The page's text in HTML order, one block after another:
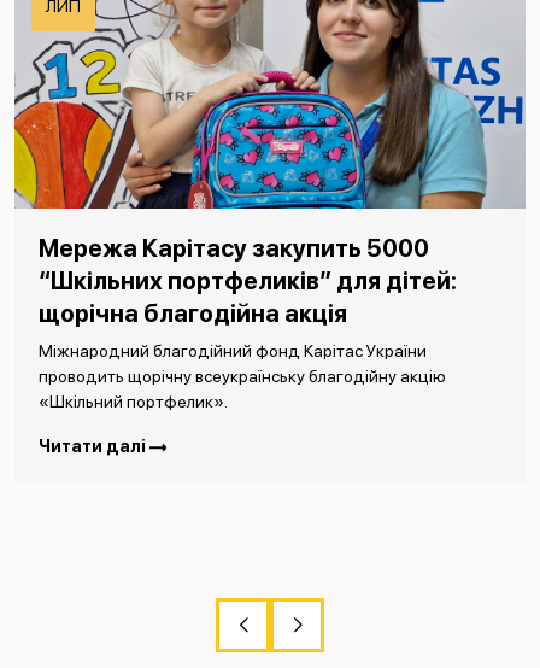
ЛИП
Мережа Карітасу закупить 5000
“Шкільних портфеликів” для дітей:
щорічна благодійна акція
Міжнародний благодійний фонд Карітас України
проводить щорічну всеукраїнську благодійну акцію
«Шкільний портфелик».
Читати далі